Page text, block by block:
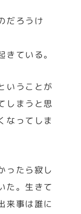
だろうけ
ている。
いうことが
しまうと思
なってしま
ったら寂し
た。生きて
来事は誰に